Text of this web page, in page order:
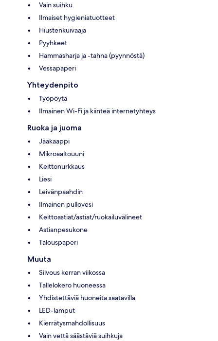
Vain suihku
Ilmaiset hygieniatuotteet
Hiustenkuivaaja
Pyyhkeet
Hammasharja ja -tahna (pyynnöstä)
Vessapaperi
Yhteydenpito
Työpöytä
Ilmainen Wi-Fi ja kiinteä internetyhteys
Ruoka ja juoma
Jääkaappi
Mikroaaltouuni
Keittonurkkaus
Liesi
Leivänpaahdin
Ilmainen pullovesi
Keittoastiat/astiat/ruokailuvälineet
Astianpesukone
Talouspaperi
Muuta
Siivous kerran viikossa
Tallelokero huoneessa
Yhdistettäviä huoneita saatavilla
LED-lamput
Kierrätysmahdollisuus
Vain vettä säästäviä suihkuja